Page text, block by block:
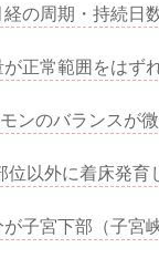
の周期・持続
正常範囲をは
ンのバランスが
以外に着床発
宮下部（子宮